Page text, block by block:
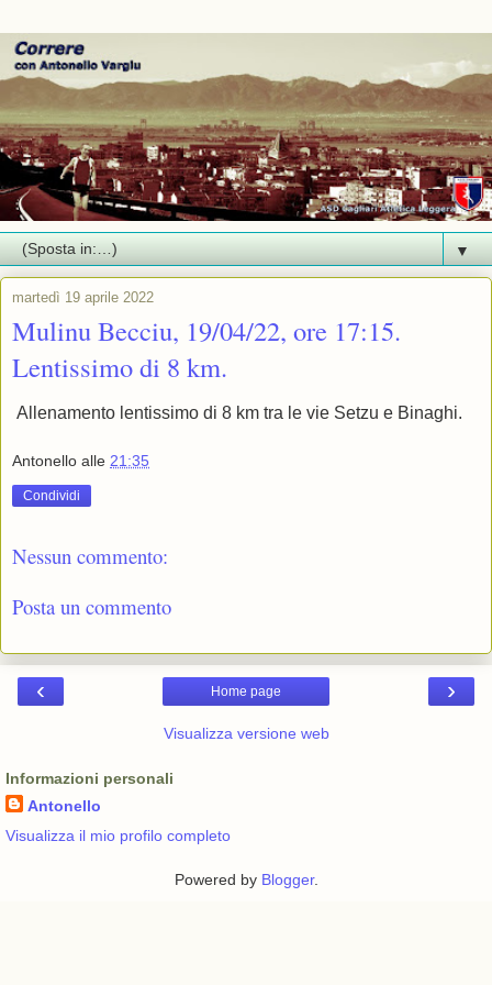
▼
martedì 19 aprile 2022
Mulinu Becciu, 19/04/22, ore 17:15.
Lentissimo di 8 km.
Allenamento lentissimo di 8 km tra le vie Setzu e Binaghi.
Antonello alle 21:35
Condividi
Nessun commento:
Posta un commento
‹ ›
Home page
Visualizza versione web
Informazioni personali
Antonello
Visualizza il mio profilo completo
Powered by Blogger.